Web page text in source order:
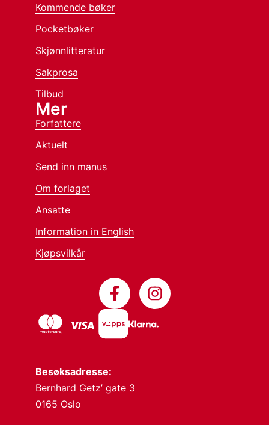
Besøksadresse:
Bernhard Getz’ gate 3
0165 Oslo
Kommende bøker
Pocketbøker
Skjønnlitteratur
Sakprosa
Tilbud
Mer
Forfattere
Aktuelt
Send inn manus
Om forlaget
Ansatte
Information in English
Kjøpsvilkår